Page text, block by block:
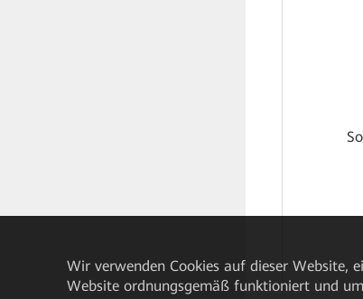
Wir verwenden Cookies auf dieser Website,
Website ordnungsgemäß funktioniert und